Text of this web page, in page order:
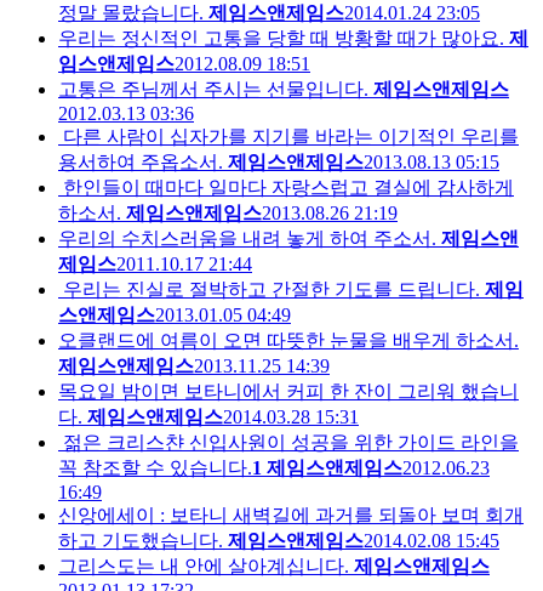
정말 몰랐습니다. 제임스앤제임스2014.01.24 23:05
우리는 정신적인 고통을 당할 때 방황할 때가 많아요. 제
임스앤제임스2012.08.09 18:51
고통은 주님께서 주시는 선물입니다. 제임스앤제임스
2012.03.13 03:36
다른 사람이 십자가를 지기를 바라는 이기적인 우리를
용서하여 주옵소서. 제임스앤제임스2013.08.13 05:15
한인들이 때마다 일마다 자랑스럽고 결실에 감사하게
하소서. 제임스앤제임스2013.08.26 21:19
우리의 수치스러움을 내려 놓게 하여 주소서. 제임스앤
제임스2011.10.17 21:44
우리는 진실로 절박하고 간절한 기도를 드립니다. 제임
스앤제임스2013.01.05 04:49
오클랜드에 여름이 오면 따뜻한 눈물을 배우게 하소서.
제임스앤제임스2013.11.25 14:39
목요일 밤이면 보타니에서 커피 한 잔이 그리워 했습니
다. 제임스앤제임스2014.03.28 15:31
젊은 크리스챤 신입사원이 성공을 위한 가이드 라인을
꼭 참조할 수 있습니다.1 제임스앤제임스2012.06.23
16:49
신앙에세이 : 보타니 새벽길에 과거를 되돌아 보며 회개
하고 기도했습니다. 제임스앤제임스2014.02.08 15:45
그리스도는 내 안에 살아계십니다. 제임스앤제임스